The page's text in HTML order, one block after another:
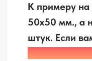
К примеру на
50х50 мм., а
штук. Если
пожалуйста